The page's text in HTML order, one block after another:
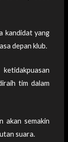
kandidat yang
depan klub.
tim dalam
akan semakin
suara.